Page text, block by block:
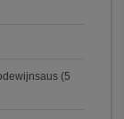
(5